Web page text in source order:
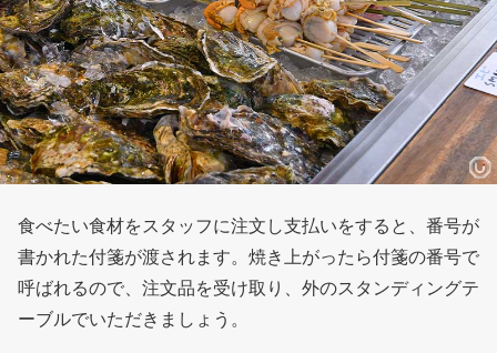
食べたい食材をスタッフに注文し支払いをすると、番号が
書かれた付箋が渡されます。焼き上がったら付箋の番号で
呼ばれるので、注文品を受け取り、外のスタンディングテ
ーブルでいただきましょう。